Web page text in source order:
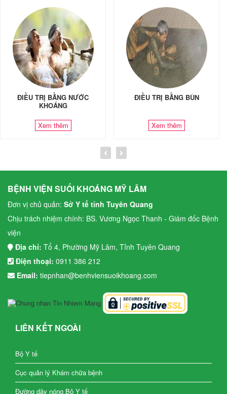
ĐIỀU TRỊ BẰNG NƯỚC
KHOÁNG
Xem thêm
ĐIỀU TRỊ BẰNG BÙN
Xem thêm
BỆNH VIỆN SUỐI KHOÁNG MỸ LÂM
Đơn vị chủ quản: Sở Y tế tỉnh Tuyên Quang
Chịu trách nhiệm chính: BS. Vương Ngọc Thanh - Giám đốc Bệnh
viện
Địa chỉ: Tổ 4, Phường Mỹ Lâm, Tỉnh Tuyên Quang
Điện thoại: 0911 386 212
Email: tiepnhan@benhviensuoikhoang.com
LIÊN KẾT NGOÀI
Bộ Y tế
Cục quản lý Khám chữa bệnh
Đường dây nóng Bộ Y tế